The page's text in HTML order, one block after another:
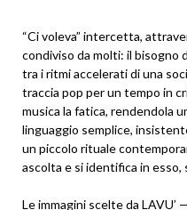
“Ci voleva” intercetta,
condiviso da molti: il bisogno
tra i ritmi accelerati di una
traccia pop per un tempo in
musica la fatica, rendendola
linguaggio semplice,
un piccolo rituale
ascolta e si identifica in esso,
Le immagini scelte da